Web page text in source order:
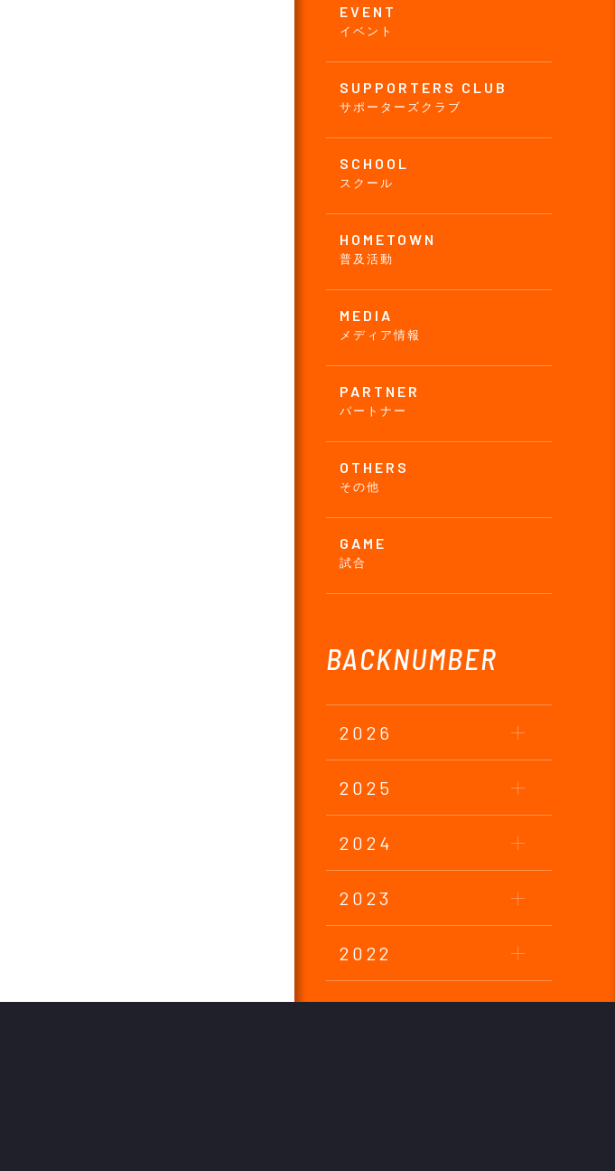
EVENT
イベント
SUPPORTERS CLUB
サポーターズクラブ
SCHOOL
スクール
HOMETOWN
普及活動
MEDIA
メディア情報
PARTNER
パートナー
OTHERS
その他
GAME
試合
BACKNUMBER
2026
2025
2024
2023
2022
2021